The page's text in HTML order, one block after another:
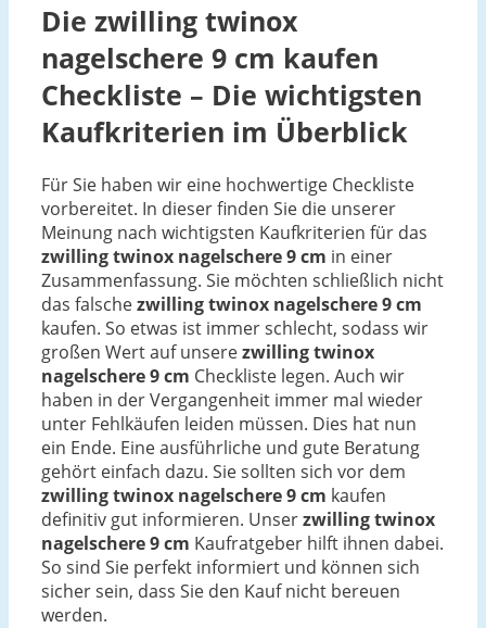
Die zwilling twinox
nagelschere 9 cm kaufen
Checkliste – Die wichtigsten
Kaufkriterien im Überblick
Für Sie haben wir eine hochwertige Checkliste
vorbereitet. In dieser finden Sie die unserer
Meinung nach wichtigsten Kaufkriterien für das
zwilling twinox nagelschere 9 cm in einer
Zusammenfassung. Sie möchten schließlich nicht
das falschezwilling twinox nagelschere 9 cm
kaufen. So etwas ist immer schlecht, sodass wir
großen Wert auf unserezwilling twinox
nagelschere 9 cm Checkliste legen. Auch wir
haben in der Vergangenheit immer mal wieder
unter Fehlkäufen leiden müssen. Dies hat nun
ein Ende. Eine ausführliche und gute Beratung
gehört einfach dazu. Sie sollten sich vor dem
zwilling twinox nagelschere 9 cm kaufen
definitiv gut informieren. Unserzwilling twinox
nagelschere 9 cm Kaufratgeber hilft ihnen dabei.
So sind Sie perfekt informiert und können sich
sicher sein, dass Sie den Kauf nicht bereuen
werden.